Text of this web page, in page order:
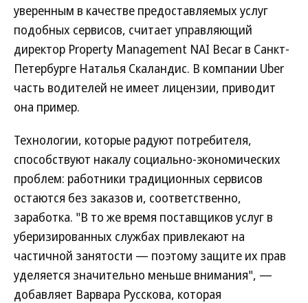
уверенным в качестве предоставляемых услуг
подобных сервисов, считает управляющий
директор Property Management NAI Becar в Санкт-
Петербурге Наталья Скаландис. В компании Uber
часть водителей не имеет лицензии, приводит
она пример.
Технологии, которые радуют потребителя,
способствуют накалу социально-экономических
проблем: работники традиционных сервисов
остаются без заказов и, соответственно,
заработка. "В то же время поставщиков услуг в
уберизированных службах привлекают на
частичной занятости — поэтому защите их прав
уделяется значительно меньше внимания", —
добавляет Варвара Русскова, которая